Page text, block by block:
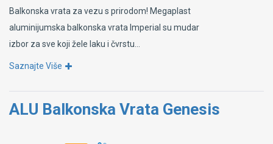
Balkonska vrata za vezu s prirodom! Megaplast
aluminijumska balkonska vrata Imperial su mudar
izbor za sve koji žele laku i čvrstu...
Saznajte Više
ALU Balkonska Vrata Genesis